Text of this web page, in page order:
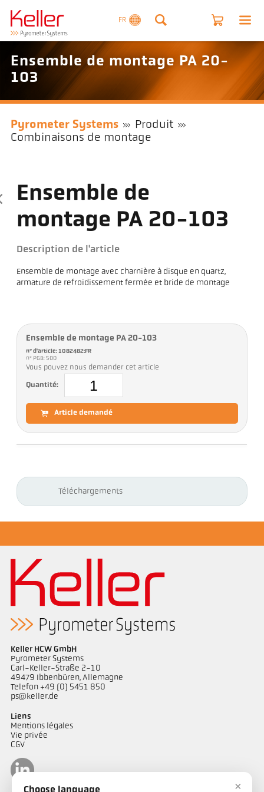
FR
Ensemble de montage PA 20-
103
Pyrometer Systems
Produit
Combinaisons de montage
Ensemble de
montage PA 20-103
Description de l'article
Ensemble de montage avec charnière à disque en quartz,
armature de refroidissement fermée et bride de montage
Ensemble de montage PA 20-103
n° d'article: 1082482:FR
n° PGB: 500
Vous pouvez nous demander cet article
Quantité:
Article demandé
Téléchargements
Keller HCW GmbH
Pyrometer Systems
Carl-Keller-Straße 2-10
49479 Ibbenbüren, Allemagne
Telefon +49 (0) 5451 850
ps@keller.de
Liens
Mentions légales
Vie privée
CGV
×